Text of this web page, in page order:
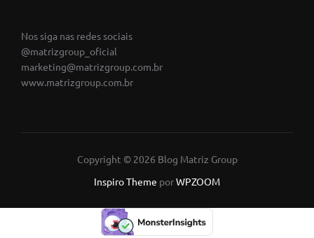
Nos siga nas redes sociais
@matrizgroup_oficial
marketing@matrizgroup.com.br
www.matrizgroup.com.br
Copyright © 2026 Blog Matriz Group
Inspiro Theme porWPZOOM